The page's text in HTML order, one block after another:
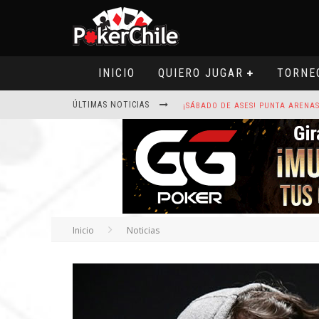
INICIO QUIERO JUGAR
ÚLTIMAS NOTICIAS
ROAD TO CLSOP PUERTO PLATA,
Inicio Noticias